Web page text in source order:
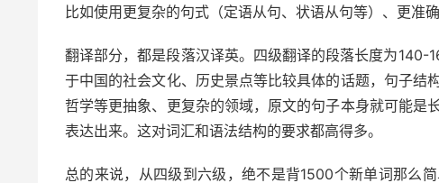
比如使用更复杂的句式（定语从句、状语从句等）、更准
翻译部分，都是段落汉译英。四级翻译的段落长度为
于中国的社会文化、历史景点等比较具体的话题，句子结
哲学等更抽象、更复杂的领域，原文的句子本身就可能
表达出来。这对词汇和语法结构的要求都高得多。
总的来说，从四级到六级，绝不是背1500个新单词那么